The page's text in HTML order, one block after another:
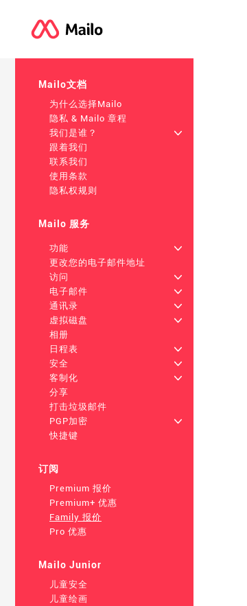
Mailo文档
为什么选择Mailo
隐私 & Mailo 章程
我们是谁？
+
跟着我们
联系我们
使用条款
隐私权规则
Mailo 服务
功能
+
更改您的电子邮件地址
访问
+
电子邮件
+
通讯录
+
虚拟磁盘
+
相册
日程表
+
安全
+
客制化
+
分享
打击垃圾邮件
PGP加密
+
快捷键
订阅
Premium 报价
Premium+ 优惠
Family 报价
Pro 优惠
Mailo Junior
儿童安全
儿童绘画